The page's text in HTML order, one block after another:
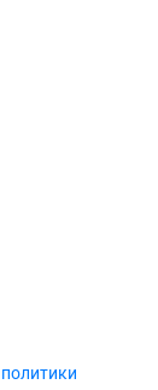
политики